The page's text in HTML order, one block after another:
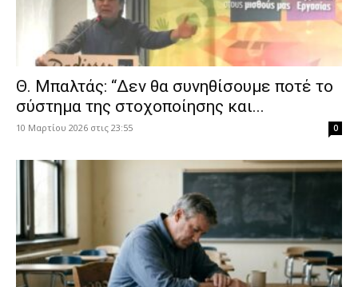
Θ. Μπαλτάς: “Δεν θα συνηθίσουμε ποτέ το
σύστημα της στοχοποίησης και...
10 Μαρτίου 2026 στις 23:55 0